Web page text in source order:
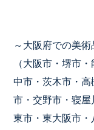
～大阪府での美術
（大阪市・堺市
中市・茨木市・
市・交野市・寝
東市・東大阪市